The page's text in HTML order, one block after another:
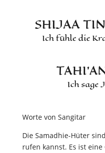
SHIJAA
Ich fühle die
Ich sage
Worte von Sangitar
Die Samadhie-Hüter
rufen kannst. Es ist